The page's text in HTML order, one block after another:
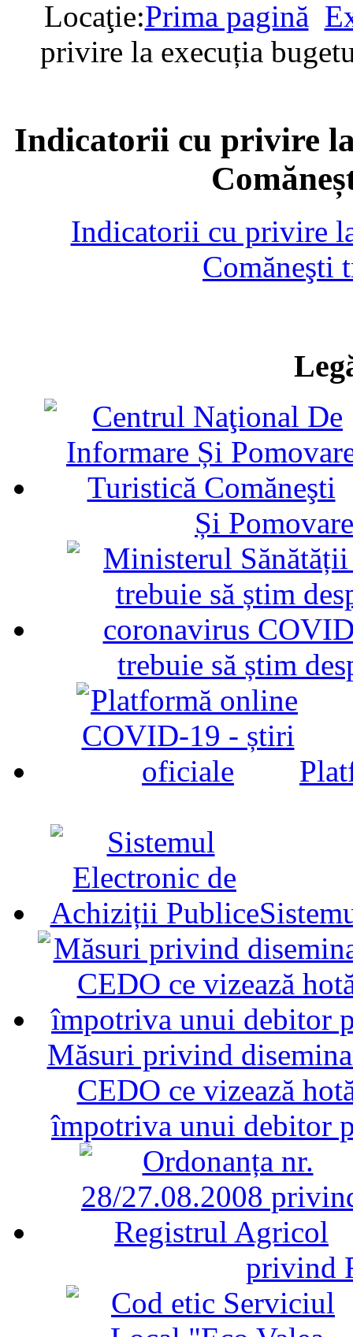
Locaţie:Prima pagină
privire la execuția
Indicatorii cu privire
Indicatorii cu privire
Comăneşti
Și
trebuie să știm
Măsuri privind
CEDO ce vizează
împotriva unui debitor
privind